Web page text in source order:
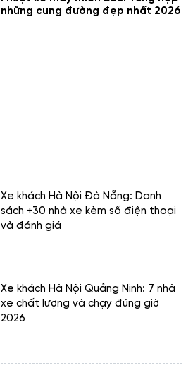
Xe khách Hà Nội Đà Nẵng: Danh
sách +30 nhà xe kèm số điện thoại
và đánh giá
Xe khách Hà Nội Quảng Ninh: 7 nhà
xe chất lượng và chạy đúng giờ
2026
những cung đường đẹp nhất 2026